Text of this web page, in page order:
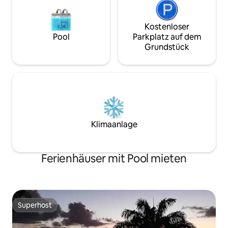
Pool
Kostenloser
Parkplatz auf dem
Grundstück
Klimaanlage
Ferienhäuser mit Pool mieten
Superhost
Superhost